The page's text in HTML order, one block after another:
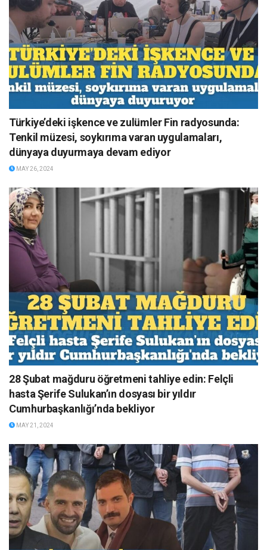
Türkiye’deki işkence ve zulümler Fin radyosunda:
Tenkil müzesi, soykırıma varan uygulamaları,
dünyaya duyurmaya devam ediyor
MAY 26, 2024
28 Şubat mağduru öğretmeni tahliye edin: Felçli
hasta Şerife Sulukan’ın dosyası bir yıldır
Cumhurbaşkanlığı’nda bekliyor
MAY 21, 2024